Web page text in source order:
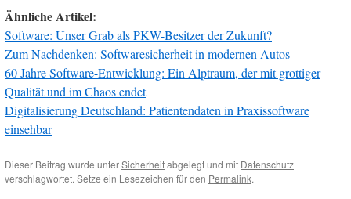
Ähnliche Artikel:
Software: Unser Grab als PKW-Besitzer der Zukunft?
Zum Nachdenken: Softwaresicherheit in modernen Autos
60 Jahre Software-Entwicklung: Ein Alptraum, der mit grottiger
Qualität und im Chaos endet
Digitalisierung Deutschland: Patientendaten in Praxissoftware
einsehbar
Dieser Beitrag wurde unterSicherheitabgelegt und mit Datenschutz
verschlagwortet. Setze ein Lesezeichen für den Permalink.